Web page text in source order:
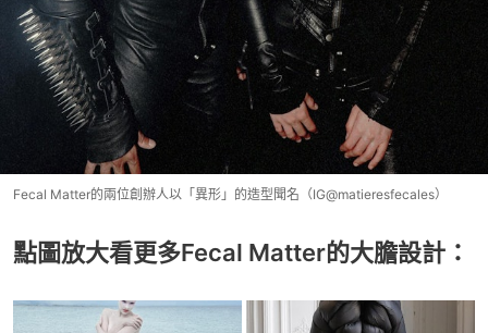
Fecal Matter的兩位創辦人以「異形」的造型聞名（IG@matieresfecales）
點圖放大看更多Fecal Matter的大膽設計：